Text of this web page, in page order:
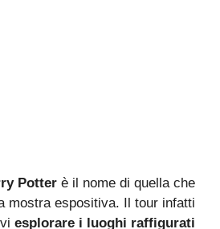
Potter è il nome di quella che
mostra espositiva. Il tour infatti
esplorare i luoghi raffigurati